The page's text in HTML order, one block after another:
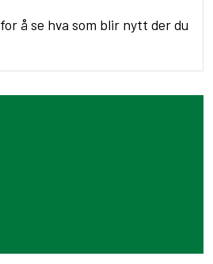
å se hva som blir nytt der du